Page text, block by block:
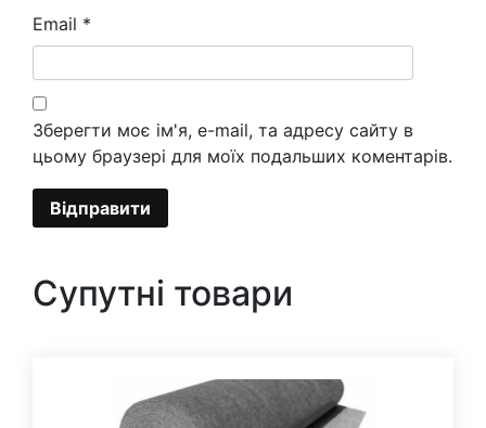
Email *
Зберегти моє ім'я, e-mail, та адресу сайту в
цьому браузері для моїх подальших коментарів.
Супутні товари